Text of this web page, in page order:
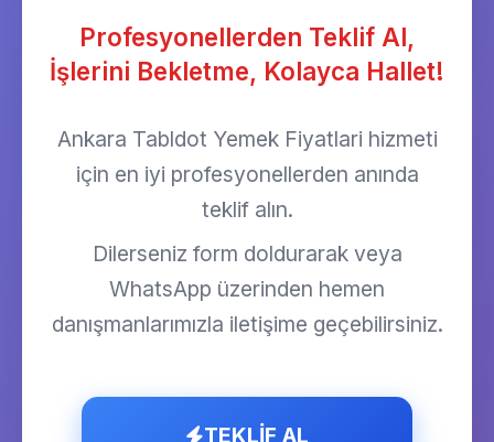
Profesyonellerden Teklif Al,
İşlerini Bekletme, Kolayca Hallet!
Ankara Tabldot Yemek Fiyatlari hizmeti
için en iyi profesyonellerden anında
teklif alın.
Dilerseniz form doldurarak veya
WhatsApp üzerinden hemen
danışmanlarımızla iletişime geçebilirsiniz.
TEKLİF AL